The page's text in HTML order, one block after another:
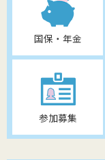
国保・年金
参加募集